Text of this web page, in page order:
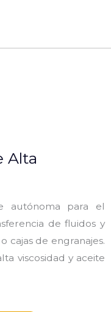
Alta
autónoma para el
de fluidos y
cajas de engranajes.
viscosidad y aceite